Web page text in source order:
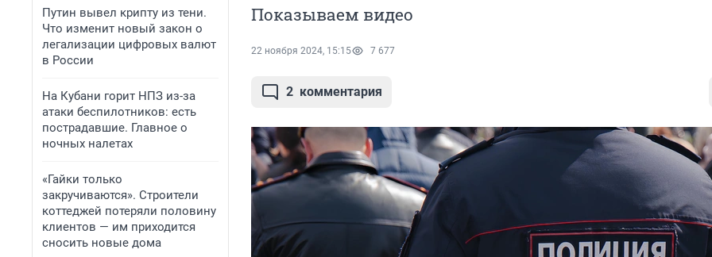
Путин вывел крипту из тени.
Что изменит новый закон о
легализации цифровых валют
в России
На Кубани горит НПЗ из-за
атаки беспилотников: есть
пострадавшие. Главное о
ночных налетах
«Гайки только
закручиваются». Строители
коттеджей потеряли половину
клиентов — им приходится
сносить новые дома
Показываем видео
22 ноября 2024, 15:15 7 677
2 комментария